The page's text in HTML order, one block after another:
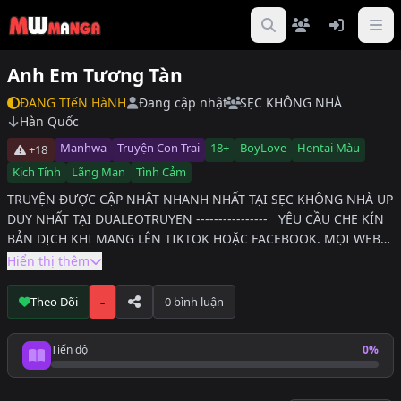
Anh Em Tương Tàn
ĐANG TIếN HàNH Đang cập nhật
SẸC KHÔNG NHÀ
Hàn Quốc
+18 Manhwa Truyện Con Trai 18+ BoyLove
Hentai Màu
Kịch Tính
Lãng Mạn Tình Cảm
TRUYỆN ĐƯỢC CẬP NHẬT NHANH NHẤT TẠI SẸC KHÔNG NHÀ UP
DUY NHẤT TẠI DUALEOTRUYEN ---------------- YÊU CẦU CHE KÍN
BẢN DỊCH KHI MANG LÊN TIKTOK HOẶC FACEBOOK. MỌI WEB
KHÁC NGOÀI DƯA LEO TRUYỆN ĐỀU LÀ REUP VẬY NÊN HÃY QUA
NHANH HƠN --------------------------------- Khi còn là học sinh
trung học, Seongmin đã mất người cha duy nhất và sống cô độc
một mình. Sau vài năm, người anh không cùng huyết thống tên
Han bất ngờ xuất hiện và được Seongmin đưa vào nhà. Thông
qua Han, Seongmin đối mặt với những sự thật ẩn giấu về người
cha mà cậu chưa từng biết đến. Thế giới nội tâm của Seongmin
Hiển thị thêm
Theo Dõi - 0 bình luận
Tiến độ 0%
Tiến độ đọc